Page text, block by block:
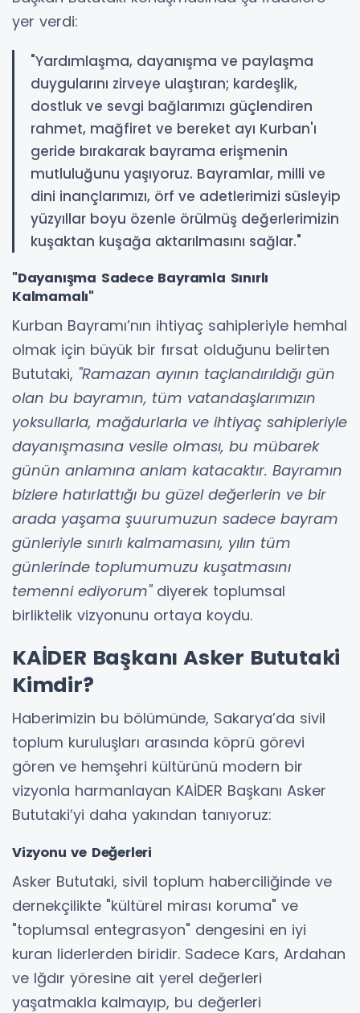
yer verdi:
"Yardımlaşma, dayanışma ve paylaşma
duygularını zirveye ulaştıran; kardeşlik,
dostluk ve sevgi bağlarımızı güçlendiren
rahmet, mağfiret ve bereket ayı Kurban'ı
geride bırakarak bayrama erişmenin
mutluluğunu yaşıyoruz. Bayramlar, milli ve
dini inançlarımızı, örf ve adetlerimizi süsleyip
yüzyıllar boyu özenle örülmüş değerlerimizin
kuşaktan kuşağa aktarılmasını sağlar."
"Dayanışma Sadece Bayramla Sınırlı
Kalmamalı"
Kurban Bayramı’nın ihtiyaç sahipleriyle hemhal
olmak için büyük bir fırsat olduğunu belirten
Bututaki, "Ramazan ayının taçlandırıldığı gün
olan bu bayramın, tüm vatandaşlarımızın
yoksullarla, mağdurlarla ve ihtiyaç sahipleriyle
dayanışmasına vesile olması, bu mübarek
günün anlamına anlam katacaktır. Bayramın
bizlere hatırlattığı bu güzel değerlerin ve bir
arada yaşama şuurumuzun sadece bayram
günleriyle sınırlı kalmamasını, yılın tüm
günlerinde toplumumuzu kuşatmasını
temenni ediyorum"diyerek toplumsal
birliktelik vizyonunu ortaya koydu.
KAİDER Başkanı Asker Bututaki
Kimdir?
Haberimizin bu bölümünde, Sakarya’da sivil
toplum kuruluşları arasında köprü görevi
gören ve hemşehri kültürünü modern bir
vizyonla harmanlayan KAİDER Başkanı Asker
Bututaki’yi daha yakından tanıyoruz:
Vizyonu ve Değerleri
Asker Bututaki, sivil toplum haberciliğinde ve
dernekçilikte "kültürel mirası koruma" ve
"toplumsal entegrasyon" dengesini en iyi
kuran liderlerden biridir. Sadece Kars, Ardahan
ve Iğdır yöresine ait yerel değerleri
yaşatmakla kalmayıp, bu değerleri